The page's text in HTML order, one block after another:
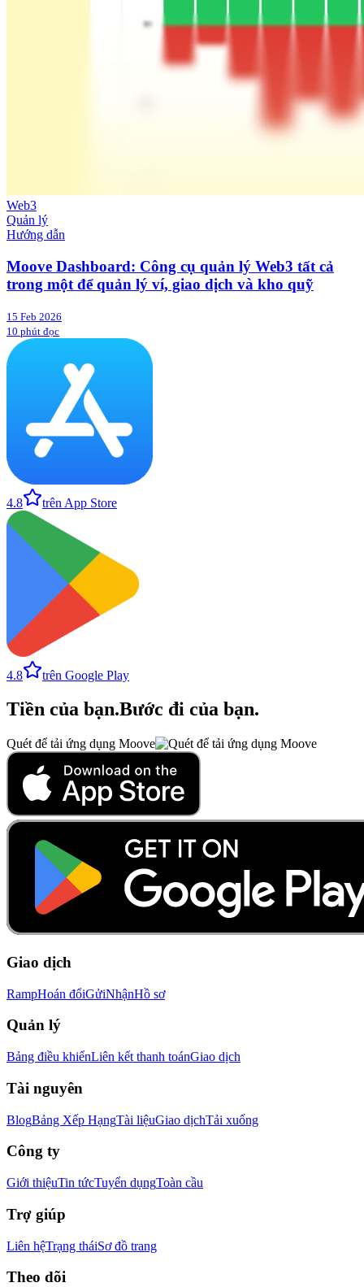
Web3
Quản lý
Hướng dẫn
Moove Dashboard: Công cụ quản lý Web3 tất cả
trong một để quản lý ví, giao dịch và kho quỹ
15 Feb 2026
10 phút đọc
4.8 trên App Store
4.8 trên Google Play
Tiền của bạn.Bước đi của bạn.
Quét để tải ứng dụng Moove
Giao dịch
RampHoán đổiGửiNhậnHồ sơ
Quản lý
Bảng điều khiểnLiên kết thanh toánGiao dịch
Tài nguyên
BlogBảng Xếp HạngTài liệuGiao dịchTải xuống
Công ty
Giới thiệuTin tứcTuyển dụngToàn cầu
Trợ giúp
Liên hệTrạng tháiSơ đồ trang
Theo dõi